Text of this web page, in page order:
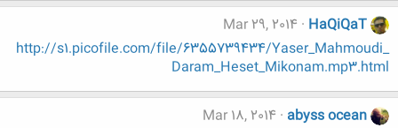
HaQiQaT
Mar 29, 2014
http://s1.picofile.com/file/6355739434/Yaser_Mahmoudi_
Daram_Heset_Mikonam.mp3.html
abyss ocean
Mar 18, 2014